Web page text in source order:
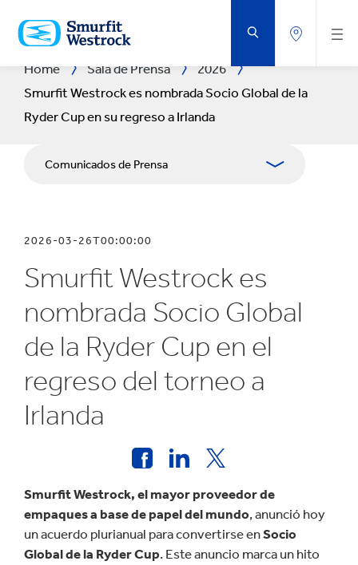
AL
CONTENIDO
PRINCIPAL
Home Sala de Prensa
2026
Smurfit Westrock es nombrada Socio Global de la
Ryder Cup en su regreso a Irlanda
Comunicados de Prensa
Relaciones con Prensa
Blog
2026-03-26T00:00:00
Smurfit Westrock es
nombrada Socio Global
de la Ryder Cup en el
regreso del torneo a
Irlanda
Smurfit Westrock, el mayor proveedor de
empaques a base de papel del mundo, anunció hoy
un acuerdo plurianual para convertirse enSocio
Global de la Ryder Cup. Este anuncio marca un hito